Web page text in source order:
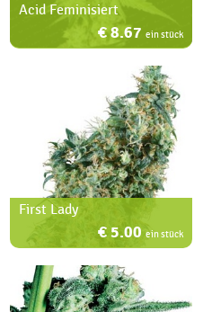
Acid Feminisiert
€ 8.67 ein stück
First Lady
€ 5.00 ein stück